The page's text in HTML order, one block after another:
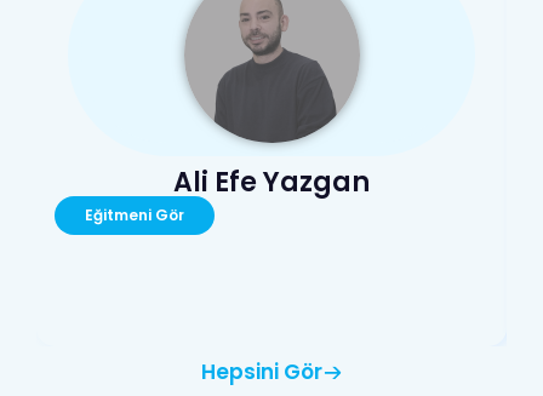
Ali Efe Yazgan
Eğitmeni Gör
Hepsini Gör